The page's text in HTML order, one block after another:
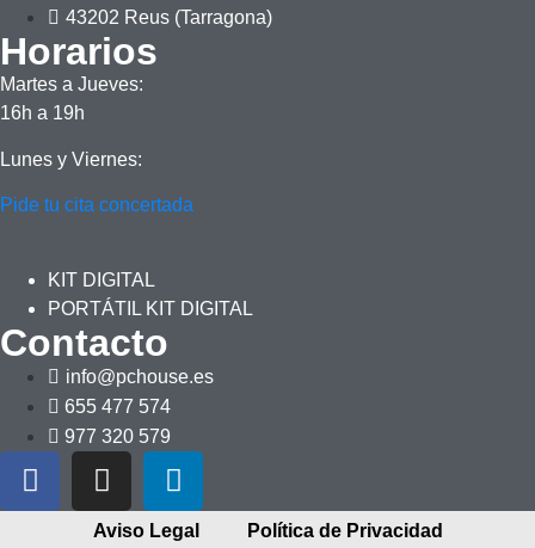
43202 Reus (Tarragona)
Horarios
Martes a Jueves:
16h a 19h
Lunes y Viernes:
Pide tu cita concertada
KIT DIGITAL
PORTÁTIL KIT DIGITAL
Contacto
info@pchouse.es
655 477 574
977 320 579
Aviso Legal Política de Privacidad